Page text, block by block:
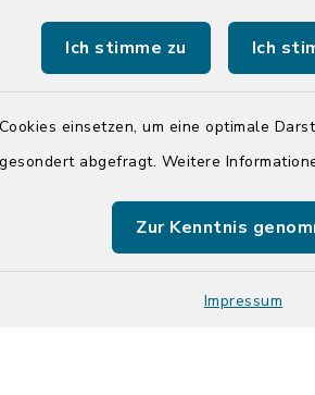
Ich stimme zu Ich
einsetzen, um eine optimale
abgefragt. Weitere
Zur Kenntnis
Impressum